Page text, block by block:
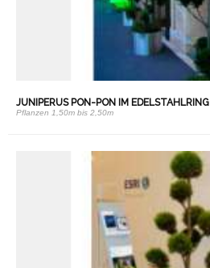
JUNIPERUS PON-PON IM EDELSTAHLRING
Pflanzen 1,50m bis 2,50m